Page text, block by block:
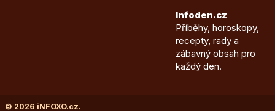
Infoden.cz
Příběhy, horoskopy,
recepty, rady a
zábavný obsah pro
každý den.
© 2026 iNFOXO.cz.